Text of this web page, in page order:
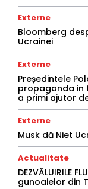
Externe
Bloomberg
Ucrainei
Externe
Președintele
propaganda in
a primi ajutor
Externe
Musk dă Niet
Actualitate
DEZVĂLUIRILE
gunoaielor din